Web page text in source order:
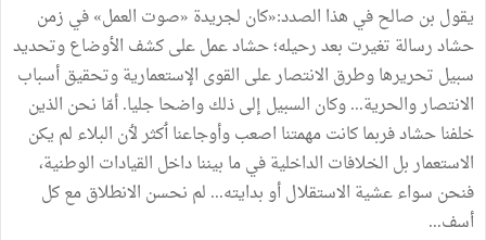
يقول بن صالح في هذا الصدد:«كان لجريدة «صوت العمل» في زمن
حشاد رسالة تغيرت بعد رحيله؛ حشاد عمل على كشف الأوضاع وتحديد
سبيل تحريرها وطرق الانتصار على القوى الإستعمارية وتحقيق أسباب
الانتصار والحرية... وكان السبيل إلى ذلك واضحا جليا. أمّا نحن الذين
خلفنا حشاد فربما كانت مهمتنا اصعب وأوجاعنا ٲكثر لٲن البلاء لم يكن
الاستعمار بل الخلافات الداخلية في ما بيننا داخل القيادات الوطنية،
فنحن سواء عشية الاستقلال أو بدايته... لم نحسن الانطلاق مع كل
أسف...